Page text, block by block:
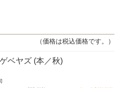
（価格は税込価格です。）
ベヤズ (本／秋)